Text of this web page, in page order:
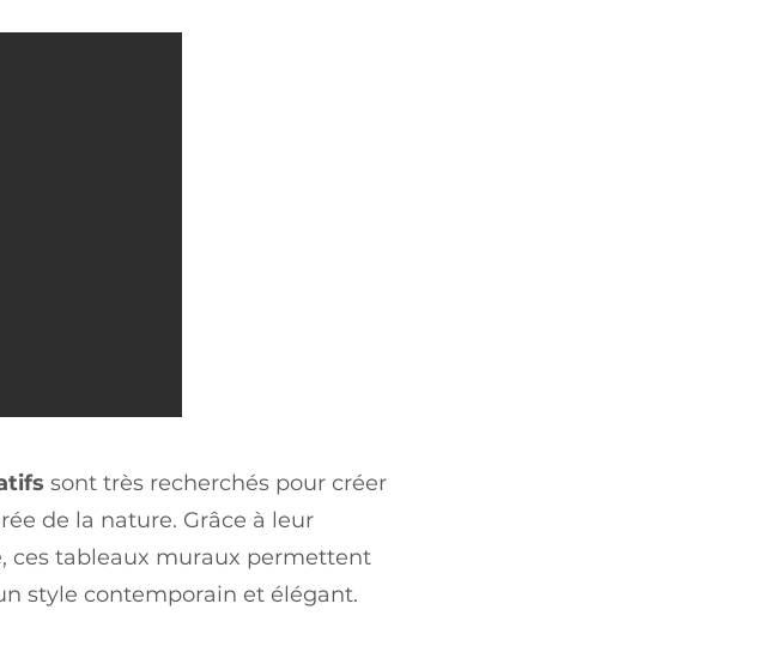
sont très recherchés pour créer
de la nature. Grâce à leur
ces tableaux muraux permettent
style contemporain et élégant.